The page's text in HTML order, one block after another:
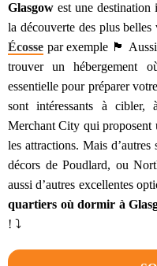
Glasgow est une
la découverte des plus
Écosse par exemple 🏴󠁧󠁢󠁳󠁣󠁴󠁿
trouver un hébergement
essentielle pour préparer
sont intéressants à cibler,
Merchant City qui proposent
les attractions. Mais
décors de Poudlard, ou
aussi d’autres excellentes
quartiers où dormir à
! ⤵️